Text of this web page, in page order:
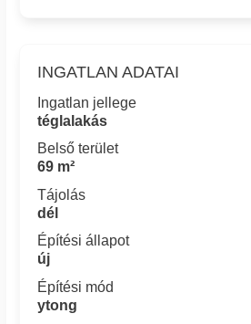
INGATLAN ADATAI
Ingatlan jellege
téglalakás
Belső terület
69 m²
Tájolás
dél
Építési állapot
új
Építési mód
ytong